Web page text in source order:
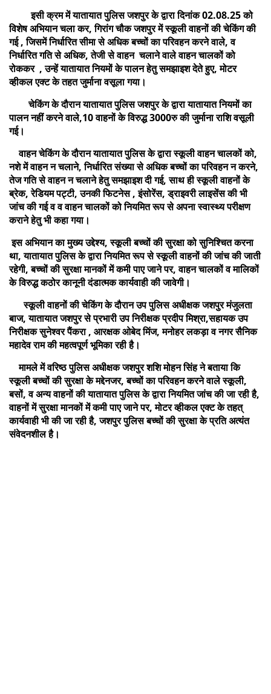
इसी क्रम में यातायात पुलिस जशपुर के द्वारा दिनांक 02.08.25 को
विशेष अभियान चला कर, गिरांग चौक जशपुर में स्कूली वाहनों की चेकिंग की
गई , जिसमें निर्धारित सीमा से अधिक बच्चों का परिवहन करने वाले, व
निर्धारित गति से अधिक, तेजी से वाहन चलाने वाले वाहन चालकों को
रोककर , उन्हें यातायात नियमों के पालन हेतु समझाइश देते हुए, मोटर
व्हीकल एक्ट के तहत जुर्माना वसूला गया।
चेकिंग के दौरान यातायात पुलिस जशपुर के द्वारा यातायात नियमों का
पालन नहीं करने वाले,10 वाहनों के विरुद्ध 3000रु की जुर्माना राशि वसूली
गई।
वाहन चेकिंग के दौरान यातायात पुलिस के द्वारा स्कूली वाहन चालकों को,
नशे में वाहन न चलाने, निर्धारित संख्या से अधिक बच्चों का परिवहन न करने,
तेज गति से वाहन न चलाने हेतु समझाइश दी गई, साथ ही स्कूली वाहनों के
ब्रेक, रेडियम पट्टी, उनकी फिटनेस , इंसोरेंस, ड्राइवरी लाइसेंस की भी
जांच की गई व व वाहन चालकों को नियमित रूप से अपना स्वास्थ्य परीक्षण
कराने हेतु भी कहा गया।
इस अभियान का मुख्य उद्देश्य, स्कूली बच्चों की सुरक्षा को सुनिश्चित करना
था, यातायात पुलिस के द्वारा नियमित रूप से स्कूली वाहनों की जांच की जाती
रहेगी, बच्चों की सुरक्षा मानकों में कमी पाए जाने पर, वाहन चालकों व मालिकों
के विरुद्ध कठोर कानूनी दंडात्मक कार्यवाही की जावेगी।
स्कूली वाहनों की चेकिंग के दौरान उप पुलिस अधीक्षक जशपुर मंजुलता
बाज, यातायात जशपुर से प्रभारी उप निरीक्षक प्रदीप मिश्रा,सहायक उप
निरीक्षक सुनेश्वर पैंकरा , आरक्षक ओबेद मिंज, मनोहर लकड़ा व नगर सैनिक
महादेव राम की महत्वपूर्ण भूमिका रही है।
मामले में वरिष्ठ पुलिस अधीक्षक जशपुर शशि मोहन सिंह ने बताया कि
स्कूली बच्चों की सुरक्षा के मद्देनजर, बच्चों का परिवहन करने वाले स्कूली,
बसों, व अन्य वाहनों की यातायात पुलिस के द्वारा नियमित जांच की जा रही है,
वाहनों में सुरक्षा मानकों में कमी पाए जाने पर, मोटर व्हीकल एक्ट के तहत्
कार्यवाही भी की जा रही है, जशपुर पुलिस बच्चों की सुरक्षा के प्रति अत्यंत
संवेदनशील है।